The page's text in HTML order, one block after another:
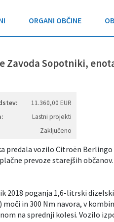
ORGANI OBČINE
Zavoda Sopotniki,
11.360,00 EUR
Lastni projekti
Zaključeno
predala vozilo Citroën
prevoze starejših
2018 poganja 1,6-litrski
moči in 300 Nm navora, v
na sprednji kolesi. Vozilo